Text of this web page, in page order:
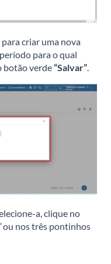
para criar uma nova
para o qual
botão verde“Salvar”.
a, clique no
ou nos três pontinhos